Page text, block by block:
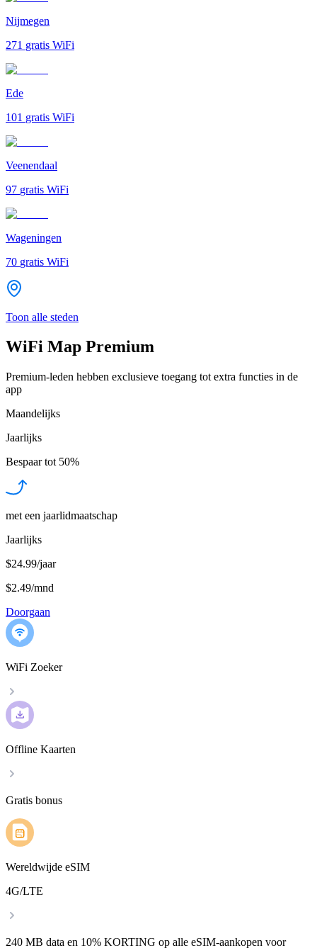
Nijmegen
271 gratis WiFi
Ede
101 gratis WiFi
Veenendaal
97 gratis WiFi
Wageningen
70 gratis WiFi
Toon alle steden
WiFi Map Premium
Premium-leden hebben exclusieve toegang tot extra functies in de
app
Maandelijks
Jaarlijks
Bespaar tot 50%
met een jaarlidmaatschap
Jaarlijks
$24.99/jaar
$2.49/mnd
Doorgaan
WiFi Zoeker
Offline Kaarten
Gratis bonus
Wereldwijde eSIM
4G/LTE
240 MB data en 10% KORTING op alle eSIM-aankopen voor